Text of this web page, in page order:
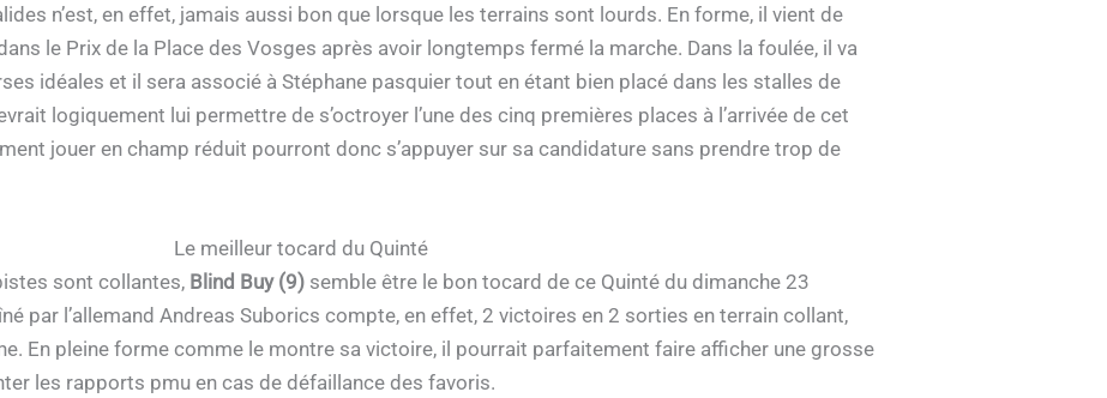
n’est, en effet, jamais aussi bon que lorsque les terrains sont lourds. En forme, il vient de
le Prix de la Place des Vosges après avoir longtemps fermé la marche. Dans la foulée, il va
idéales et il sera associé à Stéphane pasquier tout en étant bien placé dans les stalles de
logiquement lui permettre de s’octroyer l’une des cinq premières places à l’arrivée de cet
jouer en champ réduit pourront donc s’appuyer sur sa candidature sans prendre trop de
Le meilleur tocard du Quinté
sont collantes, Blind Buy (9) semble être le bon tocard de ce Quinté du dimanche 23
par l’allemand Andreas Suborics compte, en effet, 2 victoires en 2 sorties en terrain collant,
En pleine forme comme le montre sa victoire, il pourrait parfaitement faire afficher une grosse
les rapports pmu en cas de défaillance des favoris.